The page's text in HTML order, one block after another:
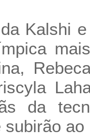
Kalshi
da
subirão ao